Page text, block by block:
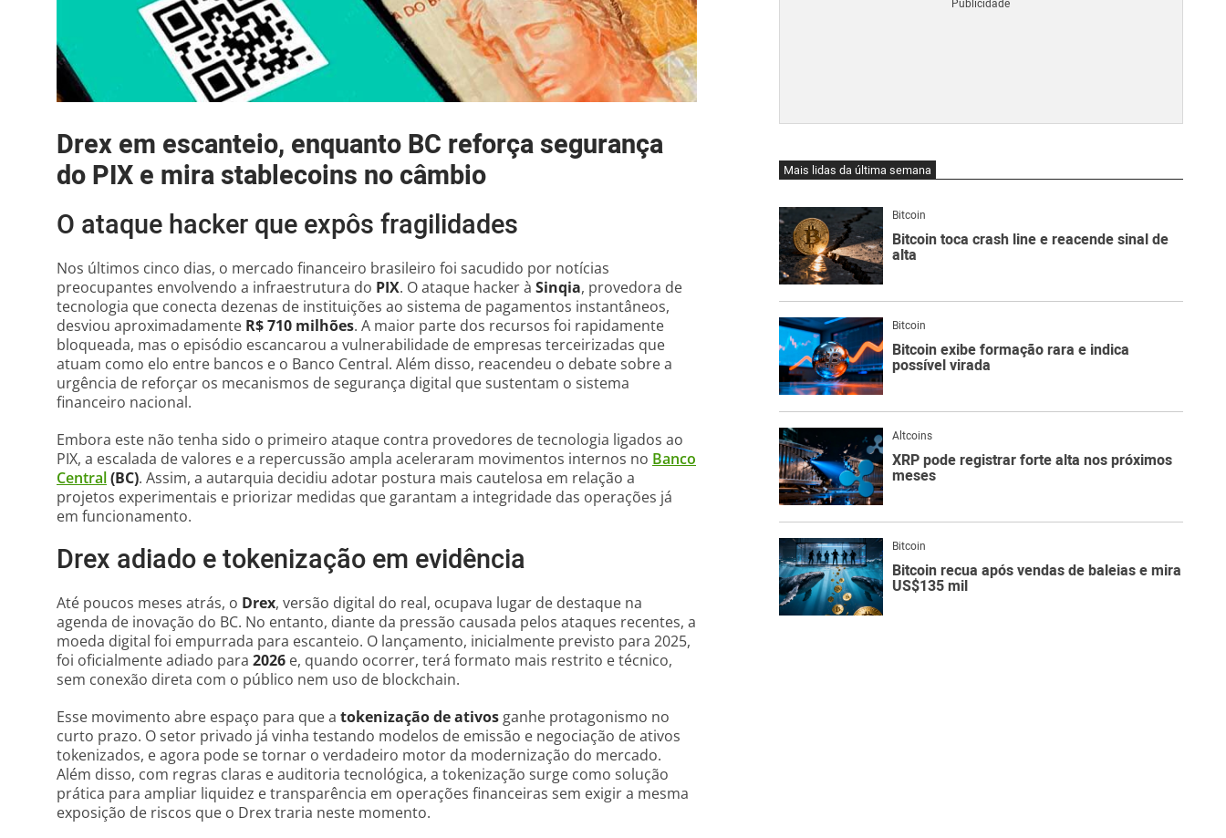
Drex em escanteio, enquanto BC reforça segurança
do PIX e mira stablecoins no câmbio
O ataque hacker que expôs fragilidades
Nos últimos cinco dias, o mercado financeiro brasileiro foi sacudido por notícias
preocupantes envolvendo a infraestrutura do PIX. O ataque hacker à Sinqia, provedora de
tecnologia que conecta dezenas de instituições ao sistema de pagamentos instantâneos,
desviou aproximadamente R$ 710 milhões. A maior parte dos recursos foi rapidamente
bloqueada, mas o episódio escancarou a vulnerabilidade de empresas terceirizadas que
atuam como elo entre bancos e o Banco Central. Além disso, reacendeu o debate sobre a
urgência de reforçar os mecanismos de segurança digital que sustentam o sistema
financeiro nacional.
Embora este não tenha sido o primeiro ataque contra provedores de tecnologia ligados ao
PIX, a escalada de valores e a repercussão ampla aceleraram movimentos internos no Banco
Central(BC). Assim, a autarquia decidiu adotar postura mais cautelosa em relação a
projetos experimentais e priorizar medidas que garantam a integridade das operações já
em funcionamento.
Drex adiado e tokenização em evidência
Até poucos meses atrás, o Drex, versão digital do real, ocupava lugar de destaque na
agenda de inovação do BC. No entanto, diante da pressão causada pelos ataques recentes, a
moeda digital foi empurrada para escanteio. O lançamento, inicialmente previsto para 2025,
foi oficialmente adiado para 2026 e, quando ocorrer, terá formato mais restrito e técnico,
sem conexão direta com o público nem uso de blockchain.
Esse movimento abre espaço para que a tokenização de ativos ganhe protagonismo no
curto prazo. O setor privado já vinha testando modelos de emissão e negociação de ativos
tokenizados, e agora pode se tornar o verdadeiro motor da modernização do mercado.
Além disso, com regras claras e auditoria tecnológica, a tokenização surge como solução
prática para ampliar liquidez e transparência em operações financeiras sem exigir a mesma
exposição de riscos que o Drex traria neste momento.
Mais lidas da última semana
Bitcoin
Bitcoin toca crash line e reacende sinal de
alta
Bitcoin
Bitcoin exibe formação rara e indica
possível virada
Altcoins
XRP pode registrar forte alta nos próximos
meses
Bitcoin
Bitcoin recua após vendas de baleias e mira
US$135 mil